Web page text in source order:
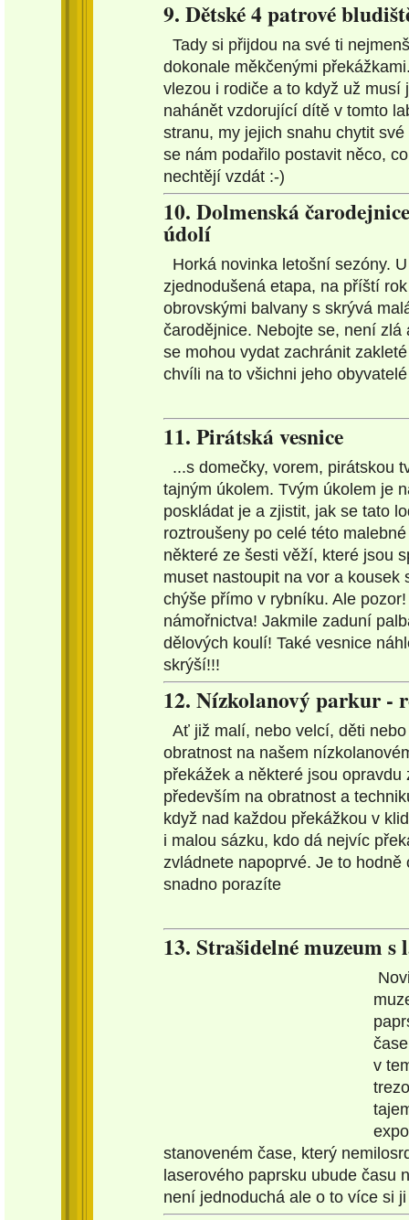
9. Dětské 4 patrové
Tady si přijdou na své ti
dokonale měkčenými
vlezou i rodiče a to když už musí
nahánět vzdorující dítě v tomto
stranu, my jejich snahu chytit
se nám podařilo postavit něco,
nechtějí vzdát :-)
10. Dolmenská
údolí
Horká novinka letošní sezóny.
zjednodušená etapa, na příští
obrovskými balvany s skrývá
čarodějnice. Nebojte se, není
se mohou vydat zachránit
chvíli na to všichni jeho
11. Pirátská vesnice
...s domečky, vorem, pirátskou
tajným úkolem. Tvým úkolem je
poskládat je a zjistit, jak se tato
roztroušeny po celé této
některé ze šesti věží, které jsou
muset nastoupit na vor a
chýše přímo v rybníku. Ale
námořnictva! Jakmile zaduní
dělových koulí! Také vesnice
skrýší!!!
12. Nízkolanový parkur -
Ať již malí, nebo velcí, děti
obratnost na našem
překážek a některé jsou
především na obratnost a
když nad každou překážkou v
i malou sázku, kdo dá nejvíc
zvládnete napoprvé. Je to
snadno porazíte
13. Strašidelné muzeum
v
stanoveném čase, který
laserového paprsku ubude času
není jednoduchá ale o to více si